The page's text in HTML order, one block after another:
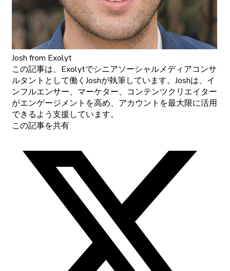
Josh from Exolyt
この記事は、Exolytでシニアソーシャルメディアコンサ
ルタントとして働くJoshが執筆しています。Joshは、イ
ンフルエンサー、マーケター、コンテンツクリエイター
がエンゲージメントを高め、アカウントを最大限に活用
できるよう支援しています。
この記事を共有